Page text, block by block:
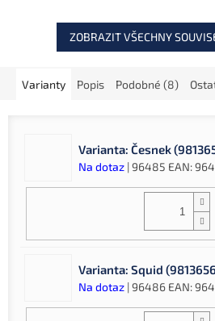
ZOBRAZIT VŠECHNY
Varianty Popis Podobné (8)
Varianta: Česnek
Na dotaz | 96485 EAN:
Varianta: Squid
Na dotaz | 96486 EAN: